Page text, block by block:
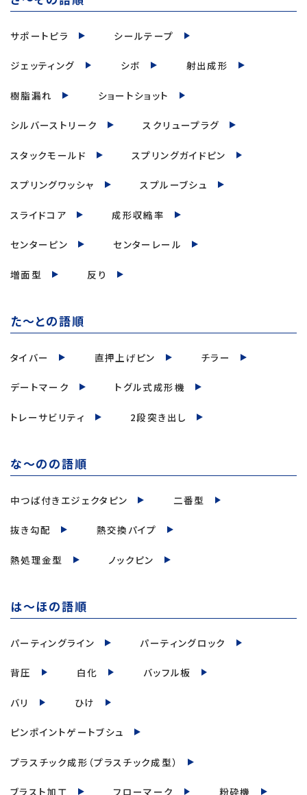
サポートピラ シールテープ
ジェッティング シボ 射出成形
樹脂漏れ ショートショット
シルバーストリーク スクリュープラグ
スタックモールド スプリングガイドピン
スプリングワッシャ スプルーブシュ
スライドコア 成形収縮率
センターピン センターレール
増面型 反り
た～との語順
タイバー 直押上げピン チラー
デートマーク トグル式成形機
トレーサビリティ 2段突き出し
な～のの語順
中つば付きエジェクタピン 二番型
抜き勾配 熱交換パイプ
熱処理金型 ノックピン
は～ほの語順
パーティングライン パーティングロック
背圧 白化 バッフル板
バリ ひけ
ピンポイントゲートブシュ
プラスチック成形（プラスチック成型）
ブラスト加工 フローマーク 粉砕機